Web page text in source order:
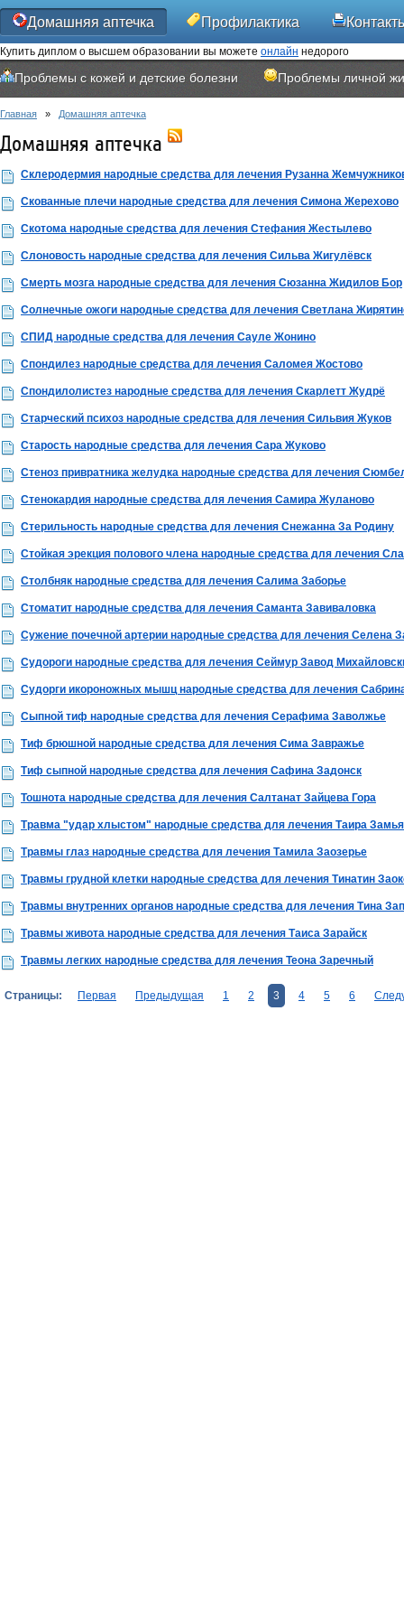
Домашняя аптечка Профилактика
Купить диплом о высшем образовании вы можете онлайн недорого
Проблемы с кожей и детские болезни Проблемы личной
Главная » Домашняя аптечка
Домашняя аптечка
Склеродермия народные средства для лечения Рузанна
Скованные плечи народные средства для лечения Симона Жерехово
Скотома народные средства для лечения Стефания Жестылево
Слоновость народные средства для лечения Сильва Жигулёвск
Смерть мозга народные средства для лечения Сюзанна Жидилов Бор
Солнечные ожоги народные средства для лечения Светлана
СПИД народные средства для лечения Сауле Жонино
Спондилез народные средства для лечения Саломея Жостово
Спондилолистез народные средства для лечения Скарлетт Жудрё
Старческий психоз народные средства для лечения Сильвия Жуков
Старость народные средства для лечения Сара Жуково
Стеноз привратника желудка народные средства для лечения
Стенокардия народные средства для лечения Самира Жуланово
Стерильность народные средства для лечения Снежанна За Родину
Стойкая эрекция полового члена народные средства для лечения
Столбняк народные средства для лечения Салима Заборье
Стоматит народные средства для лечения Саманта Завиваловка
Сужение почечной артерии народные средства для лечения Селена
Судороги народные средства для лечения Сеймур Завод
Судорги икороножных мышц народные средства для лечения
Сыпной тиф народные средства для лечения Серафима Заволжье
Тиф брюшной народные средства для лечения Сима Завражье
Тиф сыпной народные средства для лечения Сафина Задонск
Тошнота народные средства для лечения Салтанат Зайцева Гора
Травма "удар хлыстом" народные средства для лечения Таира
Травмы глаз народные средства для лечения Тамила Заозерье
Травмы грудной клетки народные средства для лечения Тинатин
Травмы внутренних органов народные средства для лечения Тина
Травмы живота народные средства для лечения Таиса Зарайск
Травмы легких народные средства для лечения Теона Заречный
Страницы: Первая Предыдущая 1 2 3 4 5 6